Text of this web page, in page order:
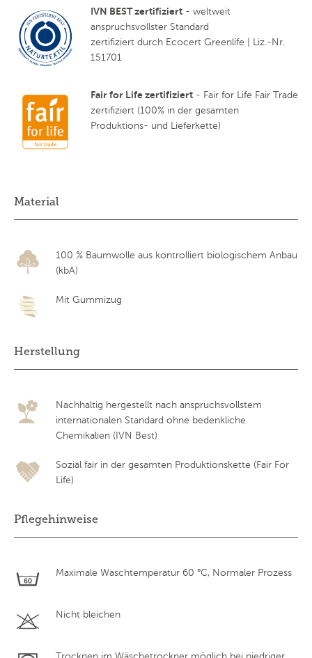
IVN BEST zertifiziert - weltweit
anspruchsvollster Standard
zertifiziert durch Ecocert Greenlife | Liz.-Nr.
151701
Fair for Life zertifiziert - Fair for Life Fair Trade
zertifiziert (100% in der gesamten
Produktions- und Lieferkette)
Material
100 % Baumwolle aus kontrolliert biologischem Anbau
(kbA)
Mit Gummizug
Herstellung
Nachhaltig hergestellt nach anspruchsvollstem
internationalen Standard ohne bedenkliche
Chemikalien (IVN Best)
Sozial fair in der gesamten Produktionskette (Fair For
Life)
Pflegehinweise
Maximale Waschtemperatur 60 °C, Normaler Prozess
Nicht bleichen